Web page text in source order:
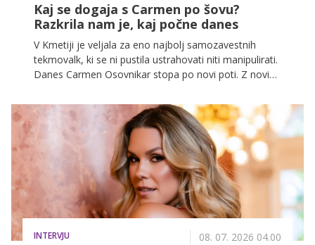
Kaj se dogaja s Carmen po šovu?
Razkrila nam je, kaj počne danes
V Kmetiji je veljala za eno najbolj samozavestnih
tekmovalk, ki se ni pustila ustrahovati niti manipulirati.
Danes Carmen Osovnikar stopa po novi poti. Z novimi
verjeti vase, ob tem pa razkriva, kako je prav izkušnja
v resničnostnem šovu vplivala na njeno današnje
poslanstvo.
INTERVJU 08. 07. 2026 04.00